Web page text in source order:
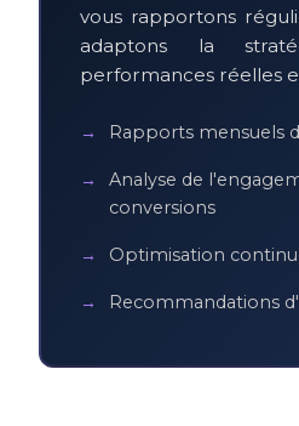
vous rapportons
adaptons la
performances réelles
Rapports mensuels
Analyse de
conversions
Optimisation
Recommandations